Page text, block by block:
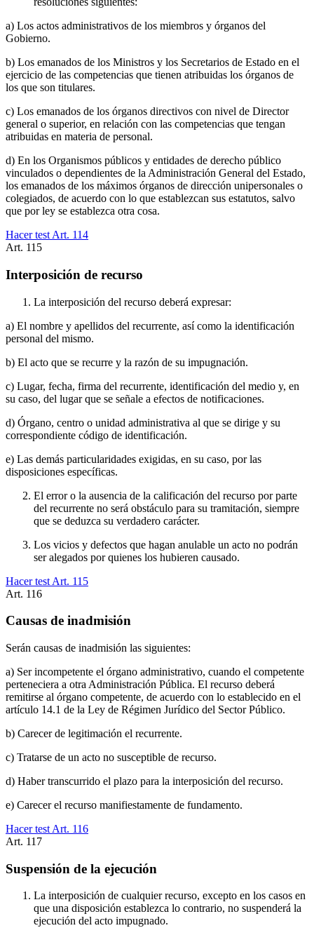
a) Los actos administrativos de los miembros y órganos del
Gobierno.
b) Los emanados de los Ministros y los Secretarios de Estado en el
ejercicio de las competencias que tienen atribuidas los órganos de
los que son titulares.
c) Los emanados de los órganos directivos con nivel de Director
general o superior, en relación con las competencias que tengan
atribuidas en materia de personal.
d) En los Organismos públicos y entidades de derecho público
vinculados o dependientes de la Administración General del Estado,
los emanados de los máximos órganos de dirección unipersonales o
colegiados, de acuerdo con lo que establezcan sus estatutos, salvo
que por ley se establezca otra cosa.
Hacer test Art. 114
Art. 115
Interposición de recurso
La interposición del recurso deberá expresar:
a) El nombre y apellidos del recurrente, así como la identificación
personal del mismo.
b) El acto que se recurre y la razón de su impugnación.
c) Lugar, fecha, firma del recurrente, identificación del medio y, en
su caso, del lugar que se señale a efectos de notificaciones.
d) Órgano, centro o unidad administrativa al que se dirige y su
correspondiente código de identificación.
e) Las demás particularidades exigidas, en su caso, por las
disposiciones específicas.
El error o la ausencia de la calificación del recurso por parte
del recurrente no será obstáculo para su tramitación, siempre
que se deduzca su verdadero carácter.
Los vicios y defectos que hagan anulable un acto no podrán
ser alegados por quienes los hubieren causado.
Hacer test Art. 115
Art. 116
Causas de inadmisión
Serán causas de inadmisión las siguientes:
a) Ser incompetente el órgano administrativo, cuando el competente
perteneciera a otra Administración Pública. El recurso deberá
remitirse al órgano competente, de acuerdo con lo establecido en el
artículo 14.1 de la Ley de Régimen Jurídico del Sector Público.
b) Carecer de legitimación el recurrente.
c) Tratarse de un acto no susceptible de recurso.
d) Haber transcurrido el plazo para la interposición del recurso.
e) Carecer el recurso manifiestamente de fundamento.
Hacer test Art. 116
Art. 117
Suspensión de la ejecución
La interposición de cualquier recurso, excepto en los casos en
que una disposición establezca lo contrario, no suspenderá la
ejecución del acto impugnado.